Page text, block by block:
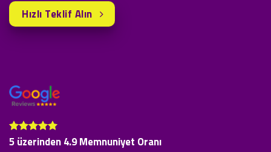
Hızlı Teklif Alın
5 üzerinden 4.9 Memnuniyet Oranı